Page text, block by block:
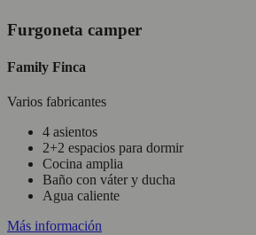
Furgoneta camper
Family Finca
Varios fabricantes
4 asientos
2+2 espacios para dormir
Cocina amplia
Baño con váter y ducha
Agua caliente
Más información